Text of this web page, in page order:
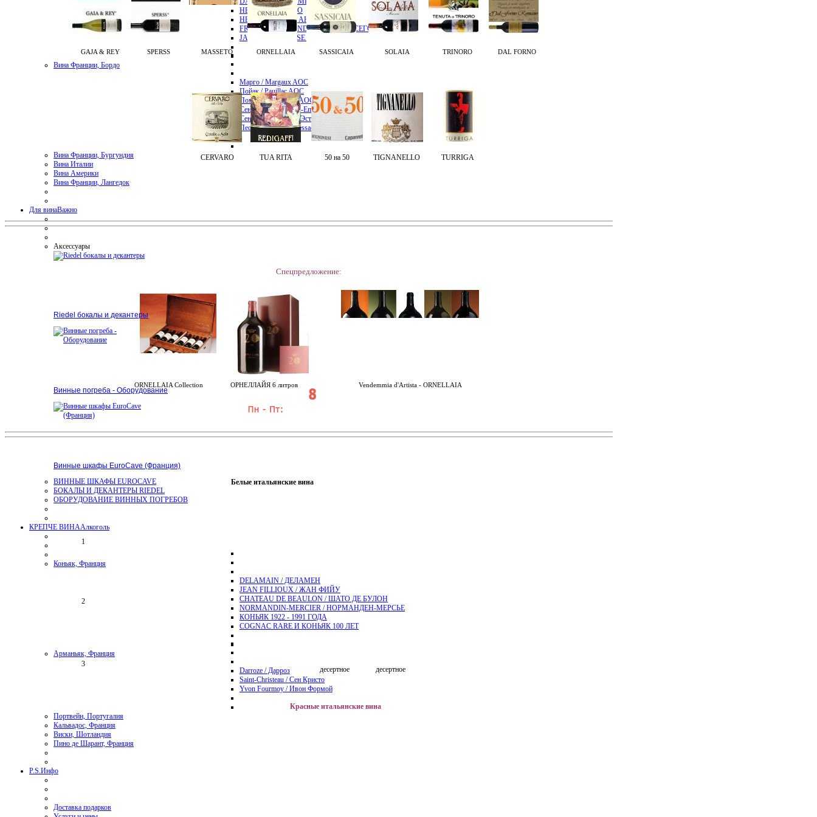
HENRIOT / ЭНРИО
HENRI GIRAUD / АНРИ ЖИРО
FRANCOIS SECONDE / ФРАНСУА СЕГОНДЭ
JACQUES SELOSSE / ЖАК СЕЛОС
Вина Франции, Бордо
Марго / Margaux AOC
Пойак / Pauillac AOC
Помроль / Pomerol AOC
Сен-Эмильон / Saint-Emilion AOC
Сен-Жюльен и Сен-Эстеф AOC
Пессак-Леоньян / Pessac-Leognan
Вина Франции, Бургундия
Вина Италии
Вина Америки
Вина Франции, Лангедок
Для винаВажно
Аксессуары
Riedel бокалы и декантеры
Винные погреба - Оборудование
Винные шкафы EuroCave (Франция)
ВИННЫЕ ШКАФЫ EUROCAVE
БОКАЛЫ И ДЕКАНТЕРЫ RIEDEL
ОБОРУДОВАНИЕ ВИННЫХ ПОГРЕБОВ
КРЕПЧЕ ВИНААлкоголь
Коньяк, Франция
DELAMAIN / ДЕЛАМЕН
JEAN FILLIOUX / ЖАН ФИЙУ
CHATEAU DE BEAULON / ШАТО ДЕ БУЛОН
NORMANDIN-MERCIER / НОРМАНДЕН-МЕРСЬЕ
КОНЬЯК 1922 - 1991 ГОДА
COGNAC RARE И КОНЬЯК 100 ЛЕТ
Арманьяк, Франция
Darroze / Дарроз
Saint-Christeau / Сен Кристо
Yvon Fourmoy / Ивон Формой
Портвейн, Португалия
Кальвадос, Франция
Виски, Шотландия
Пино де Шарант, Франция
P.S.Инфо
Доставка подарков
GAJA & REY SPERSS MASSETO ORNELLAIA SASSICAIA SOLAIA TRINORO DAL FORNO
CERVARO TUA RITA 50 на 50 TIGNANELLO TURRIGA
Спецпредложение:
ORNELLAIA Collection ОРНЕЛЛАЙЯ 6 литров Vendemmia d'Artista - ORNELLAIA
Белые итальянские вина
1
2
3
десертное десертное
Красные итальянские вина